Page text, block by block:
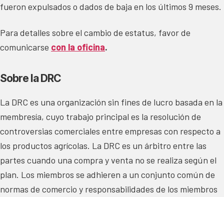
fueron expulsados o dados de baja en los últimos 9 meses.
Para detalles sobre el cambio de estatus, favor de
comunicarse con la oficina.
Sobre la DRC
La DRC es una organización sin fines de lucro basada en la
membresía, cuyo trabajo principal es la resolución de
controversias comerciales entre empresas con respecto a
los productos agrícolas. La DRC es un árbitro entre las
partes cuando una compra y venta no se realiza según el
plan. Los miembros se adhieren a un conjunto común de
normas de comercio y responsabilidades de los miembros